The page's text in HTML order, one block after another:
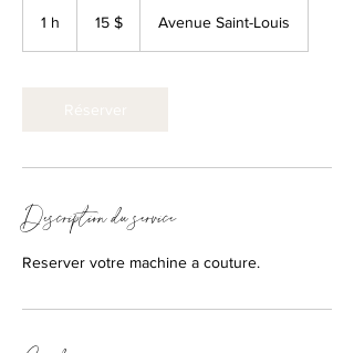
1 h 15 $ Avenue Saint-Louis
Description du service
Reserver votre machine a couture.